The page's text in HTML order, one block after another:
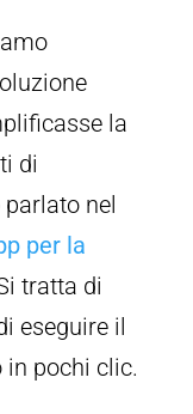
la
di
nel
per la
tratta di
eseguire il
in pochi clic.